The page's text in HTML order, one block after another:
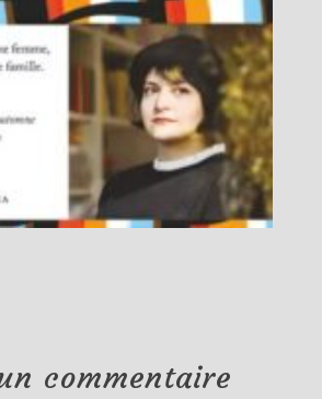
commentaire